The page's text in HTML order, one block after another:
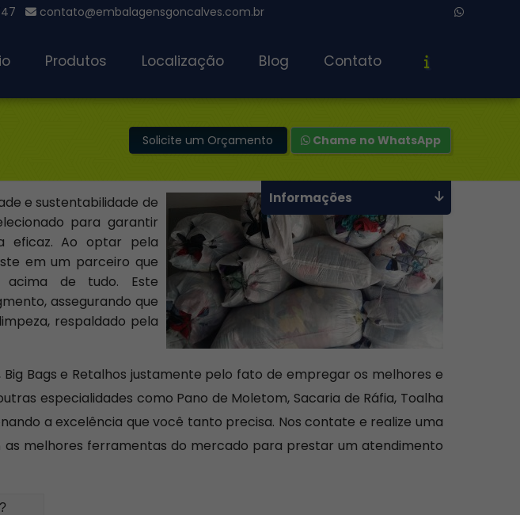
contato@embalagensgoncalves.com.br
Produtos Localização Blog Contato
Solicite um Orçamento Chame no WhatsApp
e sustentabilidade de
para garantir
eficaz. Ao optar pela
em um parceiro que
acima de tudo. Este
assegurando que
respaldado pela
Bags e Retalhos justamente pelo fato de empregar os melhores e
especialidades como Pano de Moletom, Sacaria de Ráfia, Toalha
a excelência que você tanto precisa. Nos contate e realize uma
melhores ferramentas do mercado para prestar um atendimento
Informações